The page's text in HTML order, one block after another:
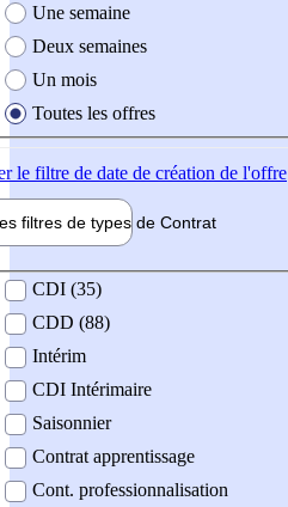
Une semaine
Deux semaines
Un mois
Toutes les offres
le filtre de date de création de l'offre
filtres de types de Contrat
contrat
CDI (35)
CDD (88)
Intérim
CDI Intérimaire
Saisonnier
Contrat apprentissage
Cont. professionnalisation